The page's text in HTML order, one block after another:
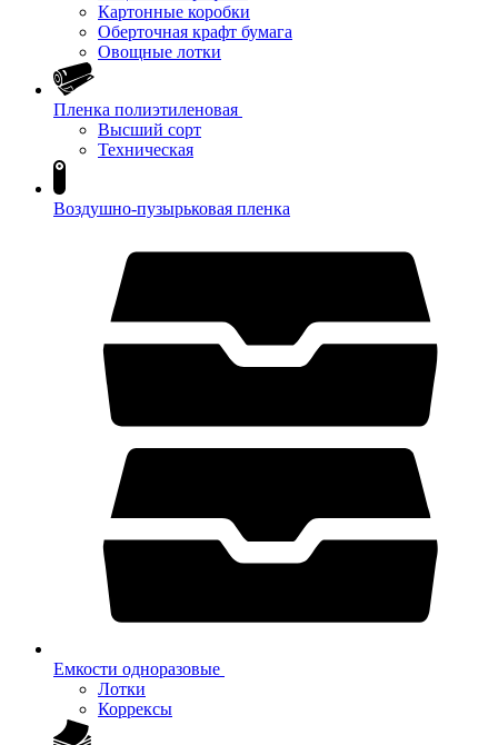
Картонные коробки
Оберточная крафт бумага
Овощные лотки
Пленка полиэтиленовая
Высший сорт
Техническая
Воздушно-пузырьковая пленка
Емкости одноразовые
Лотки
Коррексы